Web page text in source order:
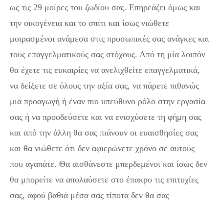
ως τις 29 μοίρες του ζωδίου σας. Επηρεάζει όμως και
την οικογένεια και το σπίτι και ίσως νιώθετε
μοιρασμένοι ανάμεσα στις προσωπικές σας ανάγκες και
τους επαγγελματικούς σας στόχους. Από τη μία λοιπόν
θα έχετε τις ευκαιρίες να ανελιχθείτε επαγγελματικά,
να δείξετε σε όλους την αξία σας, να πάρετε πιθανώς
μια προαγωγή ή έναν πιο υπεύθυνο ρόλο στην εργασία
σας ή να προοδεύσετε και να ενισχύσετε τη φήμη σας
και από την άλλη θα σας πιάνουν οι ευαισθησίες σας
και θα νιώθετε ότι δεν αφιερώνετε χρόνο σε αυτούς
που αγαπάτε. Θα αισθάνεστε μπερδεμένοι και ίσως δεν
θα μπορείτε να απολαύσετε στο έπακρο τις επιτυχίες
σας, αφού βαθιά μέσα σας τίποτα δεν θα σας